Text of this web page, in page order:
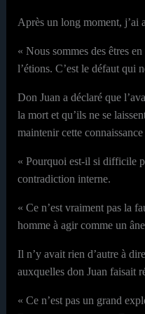
Après un long moment, j’ai
« Nous sommes des êtres
l’étions. C’est le défaut qui
Don Juan a déclaré que
la mort et qu’ils ne se
maintenir cette
« Pourquoi est-il si difficile
contradiction interne.
« Ce n’est vraiment pas la
homme à agir comme un
Il n’y avait rien d’autre à
auxquelles don Juan faisait
« Ce n’est pas un grand